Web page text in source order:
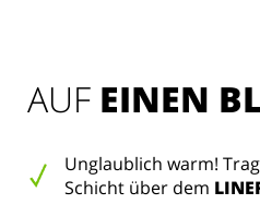
AUF EINEN
Unglaublich warm!
Schicht über dem